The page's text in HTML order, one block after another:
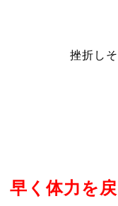
挫折し
早く体力を